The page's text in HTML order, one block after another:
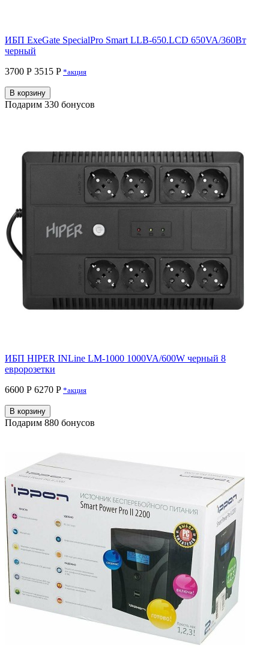
ИБП ExeGate SpecialPro Smart LLB-650.LCD 650VA/360Вт
черный
3700 Р 3515 P *акция
В корзину
Подарим 330 бонусов
ИБП HIPER INLine LM-1000 1000VA/600W черный 8
евророзетки
6600 Р 6270 P *акция
В корзину
Подарим 880 бонусов